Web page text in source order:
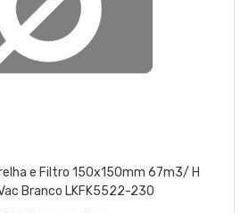
e Filtro 150x150mm 67m3/ H
Branco LKFK5522-230